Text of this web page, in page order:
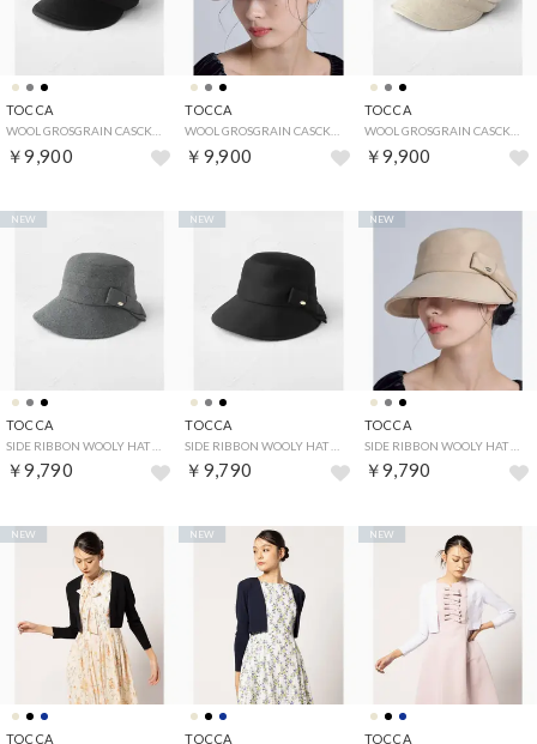
TOCCA
￥9,900
TOCCA
￥9,900
TOCCA
￥9,900
TOCCA
￥9,790
NEW
TOCCA
￥9,790
NEW
TOCCA
￥9,790
NEW
TOCCA
NEW
TOCCA
NEW
TOCCA
NEW